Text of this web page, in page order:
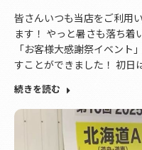
皆さんいつも当店をご利用
ます！ やっと暑さも落ち着
「お客様大感謝祭イベント
すことができました！ 初
続きを読む